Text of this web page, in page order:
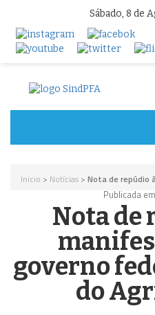
Sábado, 8 de
Inicio > Notícias > Nota de repúdio
Publicada
Nota de
governo
do